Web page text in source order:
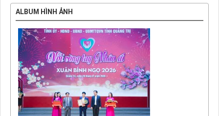
ALBUM HÌNH ẢNH